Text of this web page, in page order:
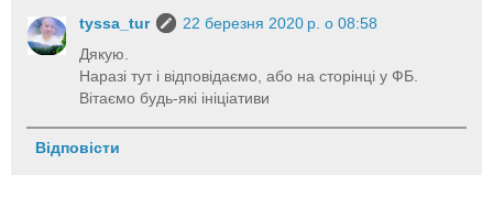
tyssa_tur
22 березня 2020 р. о 08:58
Дякую.
Наразі тут і відповідаємо, або на сторінці у ФБ.
Вітаємо будь-які ініціативи
Відповісти